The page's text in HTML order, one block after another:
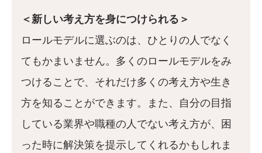
＜新しい考え方を身につけられる＞
ロールモデルに選ぶのは、ひとりの人でなく
てもかまいません。多くのロールモデルをみ
つけることで、それだけ多くの考え方や生き
方を知ることができます。また、自分の目指
している業界や職種の人でない考え方が、困
った時に解決策を提示してくれるかもしれま